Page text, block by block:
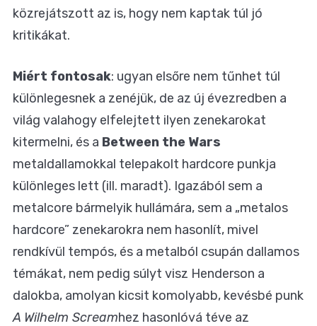
közrejátszott az is, hogy nem kaptak túl jó
kritikákat.
Miért fontosak: ugyan elsőre nem tűnhet túl
különlegesnek a zenéjük, de az új évezredben a
világ valahogy elfelejtett ilyen zenekarokat
kitermelni, és a Between the Wars
metaldallamokkal telepakolt hardcore punkja
különleges lett (ill. maradt). Igazából sem a
metalcore bármelyik hullámára, sem a „metalos
hardcore” zenekarokra nem hasonlít, mivel
rendkívül tempós, és a metalból csupán dallamos
témákat, nem pedig súlyt visz Henderson a
dalokba, amolyan kicsit komolyabb, kevésbé punk
A Wilhelm Screamhez hasonlóvá téve az